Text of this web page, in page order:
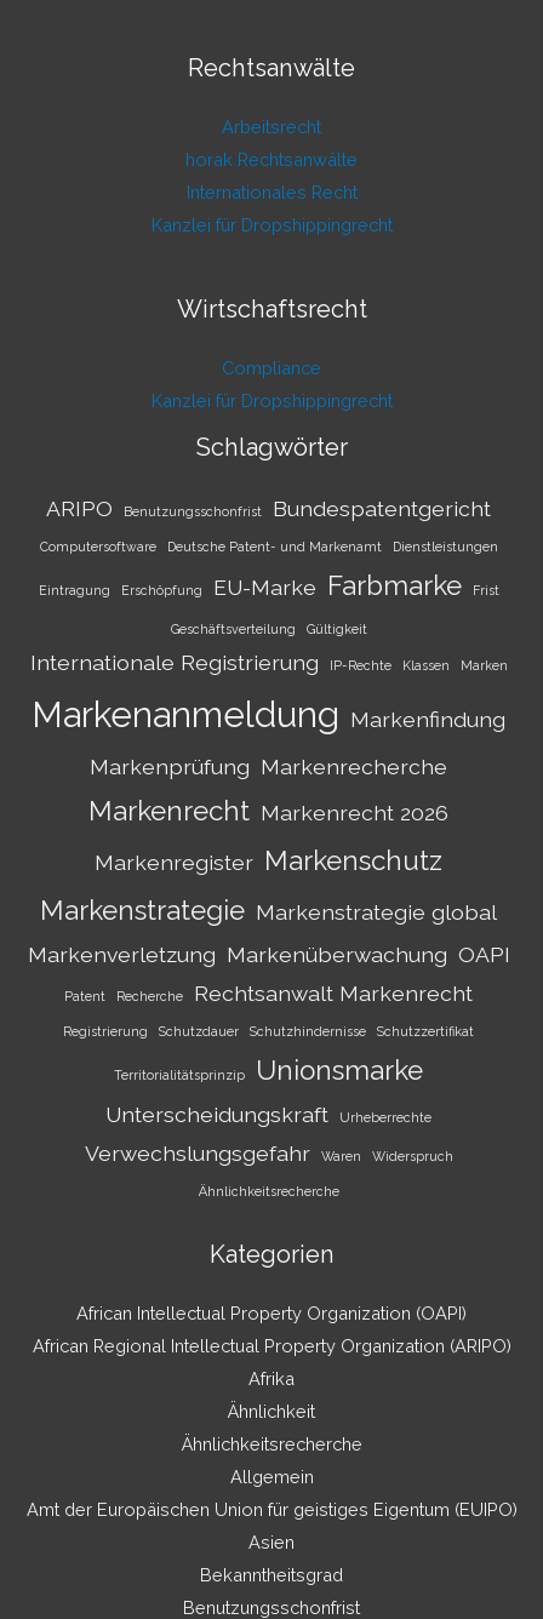
Rechtsanwälte
Arbeitsrecht
horak Rechtsanwälte
Internationales Recht
Kanzlei für Dropshippingrecht
Wirtschaftsrecht
Compliance
Kanzlei für Dropshippingrecht
Schlagwörter
ARIPO Benutzungsschonfrist Bundespatentgericht
Computersoftware Deutsche Patent- und Markenamt Dienstleistungen
Eintragung Erschöpfung EU-Marke Farbmarke Frist
Geschäftsverteilung Gültigkeit
Internationale Registrierung IP-Rechte Klassen Marken
Markenanmeldung Markenfindung
Markenprüfung Markenrecherche
Markenrecht Markenrecht 2026
Markenregister Markenschutz
Markenstrategie Markenstrategie global
Markenverletzung Markenüberwachung OAPI
Patent Recherche Rechtsanwalt Markenrecht
Registrierung Schutzdauer Schutzhindernisse Schutzzertifikat
Territorialitätsprinzip Unionsmarke
Unterscheidungskraft Urheberrechte
Verwechslungsgefahr Waren Widerspruch
Ähnlichkeitsrecherche
Kategorien
African Intellectual Property Organization (OAPI)
African Regional Intellectual Property Organization (ARIPO)
Afrika
Ähnlichkeit
Ähnlichkeitsrecherche
Allgemein
Amt der Europäischen Union für geistiges Eigentum (EUIPO)
Asien
Bekanntheitsgrad
Benutzungsschonfrist